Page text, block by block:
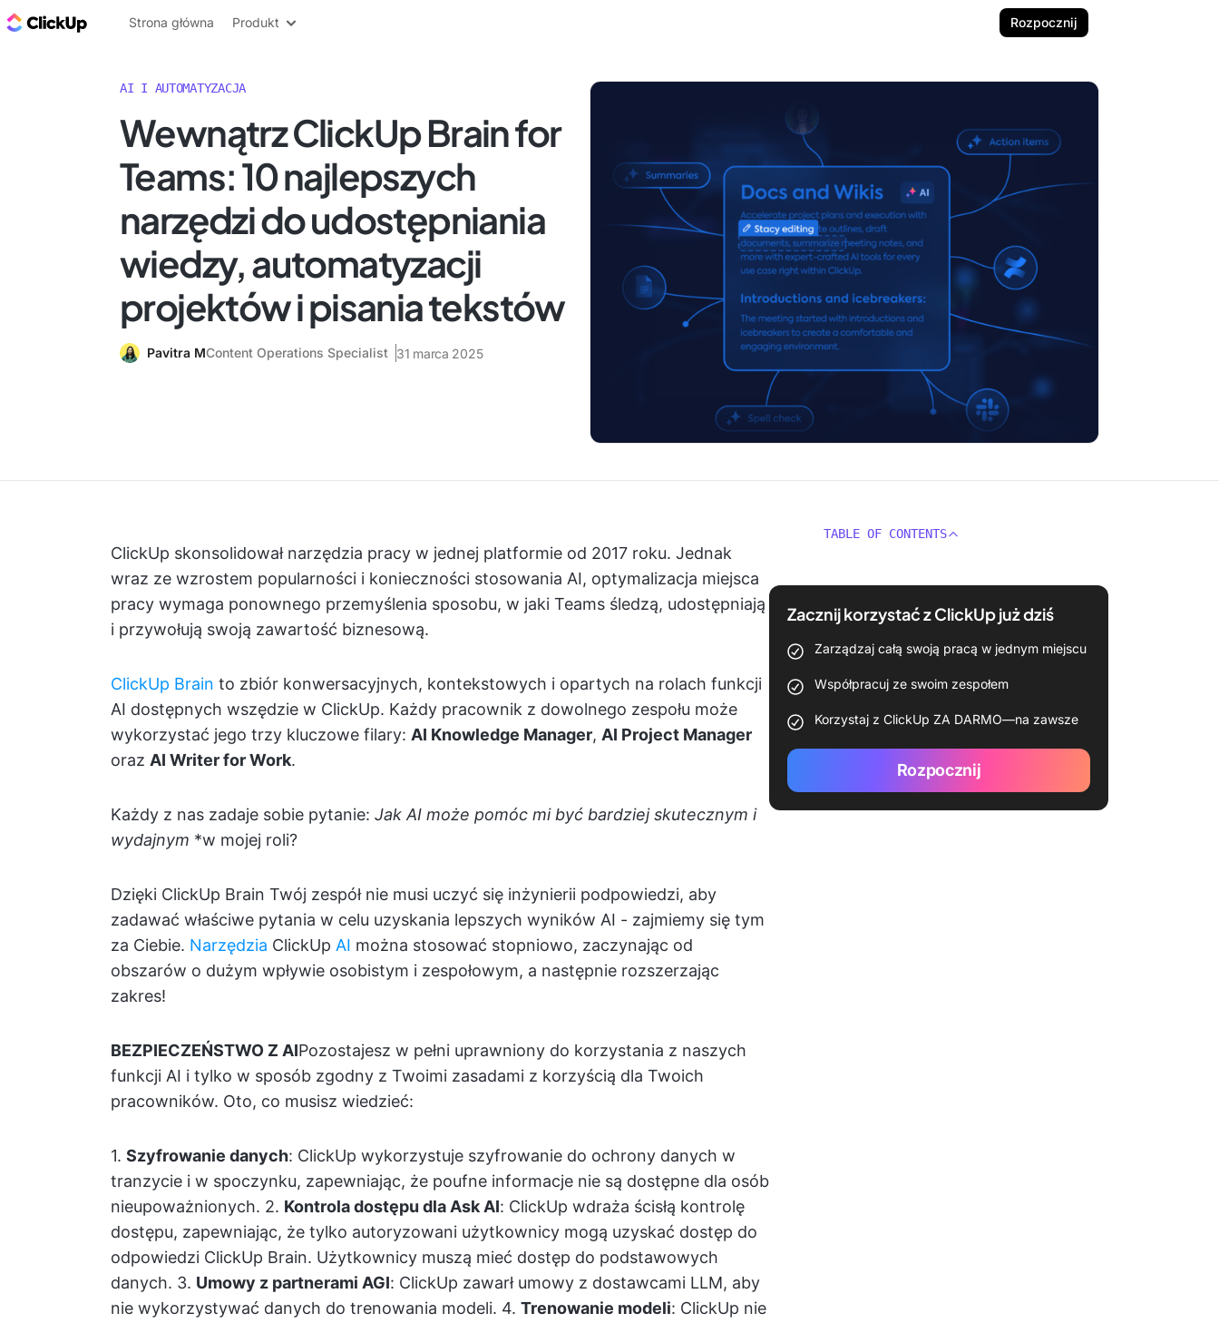
ClickUp Blog
Strona główna Produkt Rozpocznij
AI I AUTOMATYZACJA
Wewnątrz ClickUp Brain for
Teams: 10 najlepszych
narzędzi do udostępniania
wiedzy, automatyzacji
projektów i pisania tekstów
Pavitra MContent Operations Specialist 31 marca 2025
ClickUp skonsolidował narzędzia pracy w jednej platformie od 2017 roku. Jednak
wraz ze wzrostem popularności i konieczności stosowania AI, optymalizacja miejsca
pracy wymaga ponownego przemyślenia sposobu, w jaki Teams śledzą, udostępniają
i przywołują swoją zawartość biznesową.
ClickUp Brain to zbiór konwersacyjnych, kontekstowych i opartych na rolach funkcji
AI dostępnych wszędzie w ClickUp. Każdy pracownik z dowolnego zespołu może
wykorzystać jego trzy kluczowe filary: AI Knowledge Manager, AI Project Manager
oraz AI Writer for Work.
Każdy z nas zadaje sobie pytanie: Jak AI może pomóc mi być bardziej skutecznym i
wydajnym *w mojej roli?
Dzięki ClickUp Brain Twój zespół nie musi uczyć się inżynierii podpowiedzi, aby
zadawać właściwe pytania w celu uzyskania lepszych wyników AI - zajmiemy się tym
za Ciebie. Narzędzia ClickUp AI można stosować stopniowo, zaczynając od
obszarów o dużym wpływie osobistym i zespołowym, a następnie rozszerzając
zakres!
BEZPIECZEŃSTWO Z AIPozostajesz w pełni uprawniony do korzystania z naszych
funkcji AI i tylko w sposób zgodny z Twoimi zasadami z korzyścią dla Twoich
pracowników. Oto, co musisz wiedzieć:
1. Szyfrowanie danych: ClickUp wykorzystuje szyfrowanie do ochrony danych w
tranzycie i w spoczynku, zapewniając, że poufne informacje nie są dostępne dla osób
nieupoważnionych. 2. Kontrola dostępu dla Ask AI: ClickUp wdraża ścisłą kontrolę
dostępu, zapewniając, że tylko autoryzowani użytkownicy mogą uzyskać dostęp do
odpowiedzi ClickUp Brain. Użytkownicy muszą mieć dostęp do podstawowych
danych. 3. Umowy z partnerami AGI: ClickUp zawarł umowy z dostawcami LLM, aby
nie wykorzystywać danych do trenowania modeli. 4. Trenowanie modeli: ClickUp nie
TABLE OF CONTENTS
Zacznij korzystać z ClickUp już dziś
Zarządzaj całą swoją pracą w jednym miejscu
Współpracuj ze swoim zespołem
Korzystaj z ClickUp ZA DARMO—na zawsze
Rozpocznij